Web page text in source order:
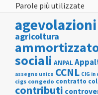
Parole più utilizzate
agevolazioni
agricoltura
sociali ANPAL
assegno unico CCNL CIG
cigs congedo contratto
contributi